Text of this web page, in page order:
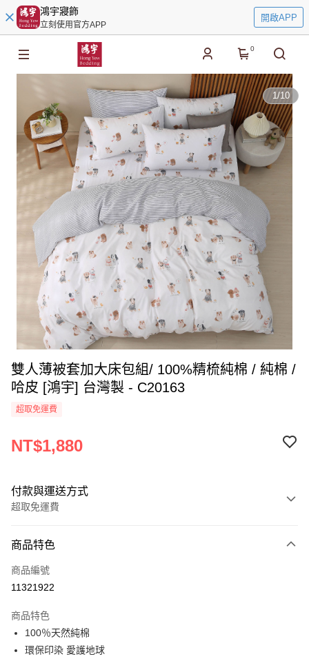
鴻宇寢飾
立刻使用官方APP
開啟APP
0
1/10
雙人薄被套加大床包組/ 100%精梳純棉 / 純棉 /
哈皮 [鴻宇] 台灣製 - C20163
超取免運費
NT$1,880
付款與運送方式
超取免運費
信用卡一次付款
超商取貨付款
Apple Pay
悠遊付
商品特色
商品編號
11321922
商品特色
100％天然純棉
環保印染 愛護地球